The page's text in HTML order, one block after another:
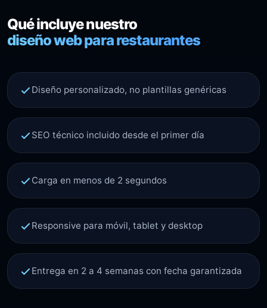
Qué incluye nuestro
diseño web para restaurantes
Diseño personalizado, no plantillas genéricas
SEO técnico incluido desde el primer día
Carga en menos de 2 segundos
Responsive para móvil, tablet y desktop
Entrega en 2 a 4 semanas con fecha garantizada